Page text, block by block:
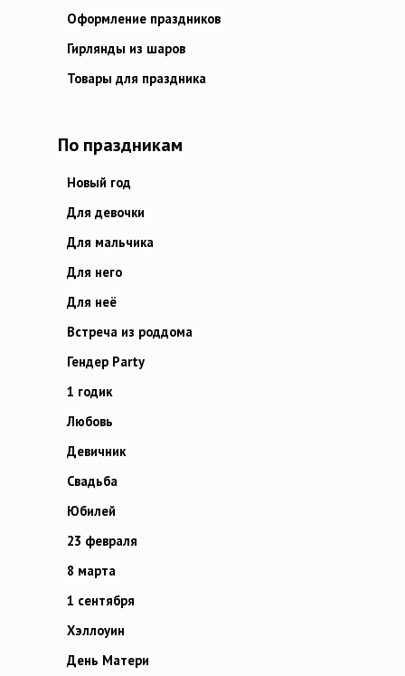
Оформление праздников
Гирлянды из шаров
Товары для праздника
По праздникам
Новый год
Для девочки
Для мальчика
Для него
Для неё
Встреча из роддома
Гендер Party
1 годик
Любовь
Девичник
Свадьба
Юбилей
23 февраля
8 марта
1 сентября
Хэллоуин
День Матери